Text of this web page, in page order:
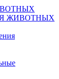
ЖИВОТНЫХ